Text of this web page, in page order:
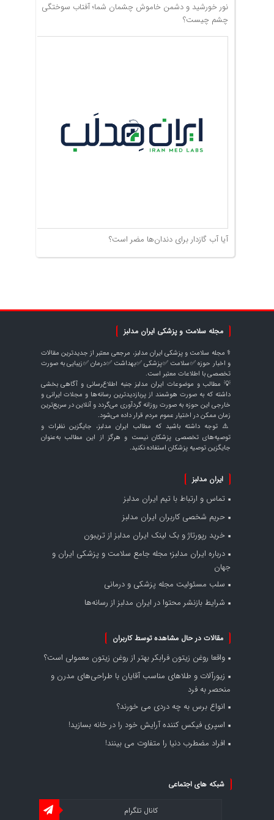
نور خورشید و دشمن خاموش چشمان شما؛ آفتاب سوختگی
چشم چیست؟
آیا آب گازدار برای دندان‌ها مضر است؟
مجله سلامت و پزشکی ایران مدلبز
⚕️ مجله سلامت و پزشکی ایران مدلبز، مرجعی معتبر از جدیدترین مقالات
و اخبار حوزه ✅سلامت ✅پزشکی ✅بهداشت ✅درمان ✅زیبایی به صورت
تخصصی با اطلاعات معتبر است.
💡 مطالب و موضوعات ایران مدلبز جنبه اطلاع‌رسانی و آگاهی بخشی
داشته که به صورت هوشمند از پربازدیدترین رسانه‌ها و مجلات ایرانی و
خارجی این حوزه به صورت روزانه گردآوری می‌گردد و آنلاین در سریع‌ترین
زمان ممکن در اختیار عموم مردم قرار داده می‌شود.
⚠️ توجه داشته باشید که مطالب ایران مدلبز، جایگزین نظرات و
توصیه‌های تخصصی پزشکان نیست و هرگز از این مطالب به‌عنوان
جایگزین توصیه پزشکان استفاده نکنید.
ایران مدلبز
تماس و ارتباط با تیم ایران مدلبز
حریم شخصی کاربران ایران مدلبز
خرید رپورتاژ و بک لینک ایران مدلبز از تریبون
درباره ایران مدلبز؛ مجله جامع سلامت و پزشکی ایران و
جهان
سلب مسئولیت مجله پزشکی و درمانی
شرایط بازنشر محتوا در ایران مدلبز از رسانه‌ها
مقالات در حال مشاهده توسط کاربران
واقعا روغن زیتون فرابکر بهتر از روغن زیتون معمولی است؟
زیورآلات و طلاهای مناسب آقایان با طراحی‌های مدرن و
منحصر به فرد
انواع برس به چه دردی می خورند؟
اسپری فیکس کننده آرایش خود را در خانه بسازید!
افراد مضطرب دنیا را متفاوت می بینند!
شبکه های اجتماعی
کانال تلگرام